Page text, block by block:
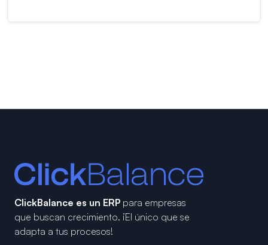
ClickBalance es un ERP para empresas
que buscan crecimiento. ¡El único que se
adapta a tus procesos!